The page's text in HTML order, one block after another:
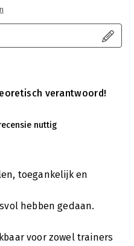
een teamdag, of
treft u in dit boek altijd
aan om het gesprek op het
verantwoord!
nuttig
toegankelijk en
hebben gedaan.
voor zowel trainers